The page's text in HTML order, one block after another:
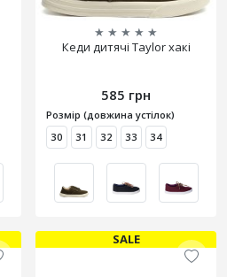
★ ★ ★ ★ ★
Кеди дитячі Taylor хакі
585 грн
Розмір (довжина устілок)
30
31 32 33 34
SALE